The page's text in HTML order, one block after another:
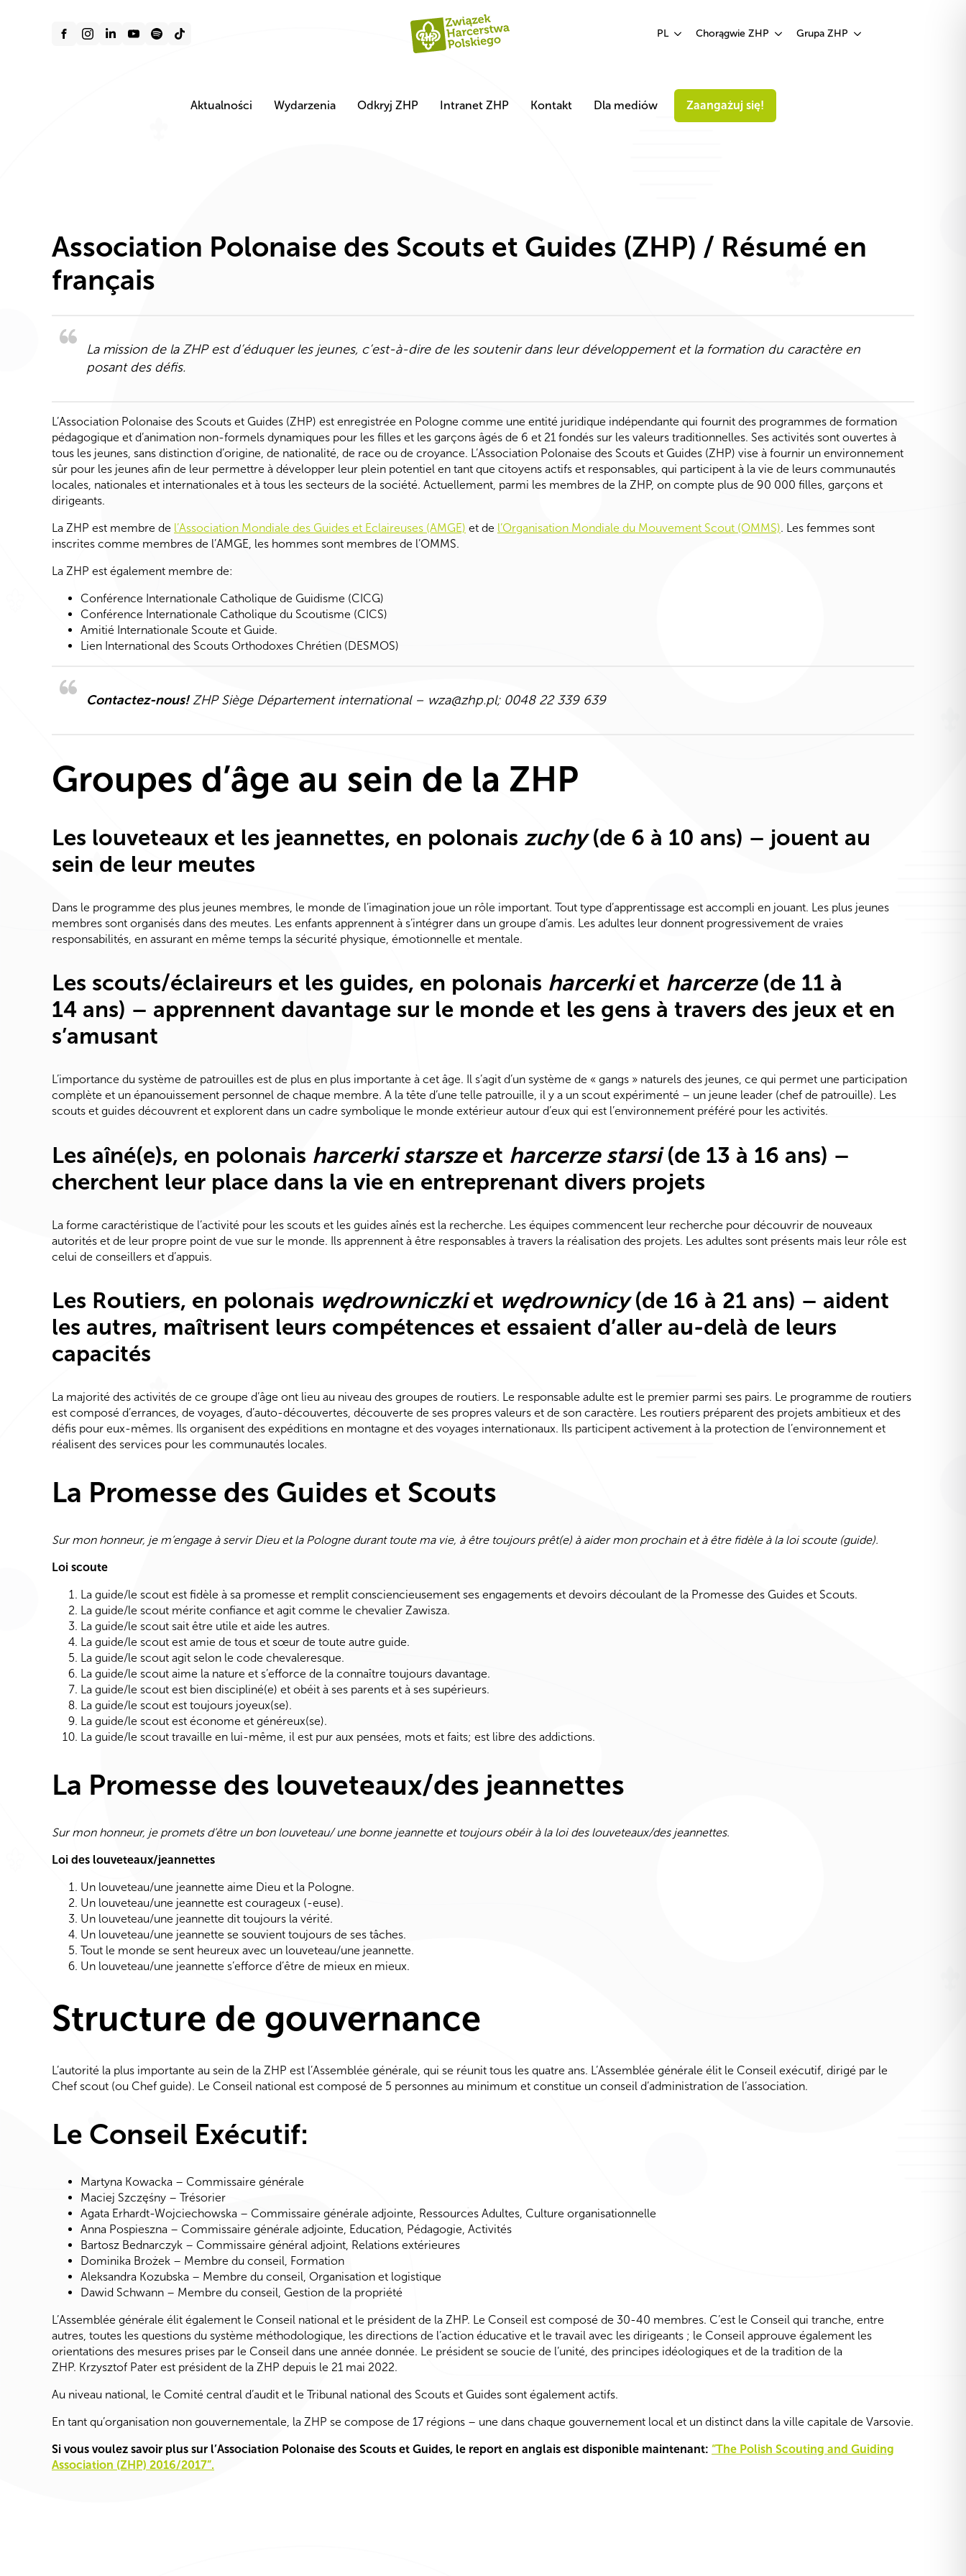
PL Chorągwie ZHP Grupa ZHP
Aktualności Wydarzenia Odkryj ZHP Intranet ZHP Kontakt Dla mediów Zaangażuj się!
Association Polonaise des Scouts et Guides (ZHP) / Résumé en
français
La mission de la ZHP est d’éduquer les jeunes, c’est-à-dire de les soutenir dans leur développement et la formation du caractère en
posant des défis.
L’Association Polonaise des Scouts et Guides (ZHP) est enregistrée en Pologne comme une entité juridique indépendante qui fournit des programmes de formation
pédagogique et d’animation non-formels dynamiques pour les filles et les garçons âgés de 6 et 21 fondés sur les valeurs traditionnelles. Ses activités sont ouvertes à
tous les jeunes, sans distinction d’origine, de nationalité, de race ou de croyance. L’Association Polonaise des Scouts et Guides (ZHP) vise à fournir un environnement
sûr pour les jeunes afin de leur permettre à développer leur plein potentiel en tant que citoyens actifs et responsables, qui participent à la vie de leurs communautés
locales, nationales et internationales et à tous les secteurs de la société. Actuellement, parmi les membres de la ZHP, on compte plus de 90 000 filles, garçons et
dirigeants.
La ZHP est membre de l’Association Mondiale des Guides et Eclaireuses (AMGE) et de l’Organisation Mondiale du Mouvement Scout (OMMS). Les femmes sont
inscrites comme membres de l’AMGE, les hommes sont membres de l’OMMS.
La ZHP est également membre de:
Conférence Internationale Catholique de Guidisme (CICG)
Conférence Internationale Catholique du Scoutisme (CICS)
Amitié Internationale Scoute et Guide.
Lien International des Scouts Orthodoxes Chrétien (DESMOS)
Contactez-nous!ZHP Siège Département international – wza@zhp.pl; 0048 22 339 639
Groupes d’âge au sein de la ZHP
Les louveteaux et les jeannettes, en polonais zuchy(de 6 à 10 ans) – jouent au
sein de leur meutes
Dans le programme des plus jeunes membres, le monde de l’imagination joue un rôle important. Tout type d’apprentissage est accompli en jouant. Les plus jeunes
membres sont organisés dans des meutes. Les enfants apprennent à s’intégrer dans un groupe d’amis. Les adultes leur donnent progressivement de vraies
responsabilités, en assurant en même temps la sécurité physique, émotionnelle et mentale.
Les scouts/éclaireurs et les guides, en polonais harcerkiet harcerze(de 11 à
14 ans) – apprennent davantage sur le monde et les gens à travers des jeux et en
s’amusant
L’importance du système de patrouilles est de plus en plus importante à cet âge. Il s’agit d’un système de « gangs » naturels des jeunes, ce qui permet une participation
complète et un épanouissement personnel de chaque membre. A la tête d’une telle patrouille, il y a un scout expérimenté – un jeune leader (chef de patrouille). Les
scouts et guides découvrent et explorent dans un cadre symbolique le monde extérieur autour d’eux qui est l’environnement préféré pour les activités.
Les aîné(e)s, en polonais harcerki starszeet harcerze starsi(de 13 à 16 ans) –
cherchent leur place dans la vie en entreprenant divers projets
La forme caractéristique de l’activité pour les scouts et les guides aînés est la recherche. Les équipes commencent leur recherche pour découvrir de nouveaux
autorités et de leur propre point de vue sur le monde. Ils apprennent à être responsables à travers la réalisation des projets. Les adultes sont présents mais leur rôle est
celui de conseillers et d’appuis.
Les Routiers, en polonais wędrowniczkiet wędrownicy(de 16 à 21 ans) – aident
les autres, maîtrisent leurs compétences et essaient d’aller au-delà de leurs
capacités
La majorité des activités de ce groupe d’âge ont lieu au niveau des groupes de routiers. Le responsable adulte est le premier parmi ses pairs. Le programme de routiers
est composé d’errances, de voyages, d’auto-découvertes, découverte de ses propres valeurs et de son caractère. Les routiers préparent des projets ambitieux et des
défis pour eux-mêmes. Ils organisent des expéditions en montagne et des voyages internationaux. Ils participent activement à la protection de l’environnement et
réalisent des services pour les communautés locales.
La Promesse des Guides et Scouts
Sur mon honneur, je m’engage à servir Dieu et la Pologne durant toute ma vie, à être toujours prêt(e) à aider mon prochain et à être fidèle à la loi scoute (guide).
Loi scoute
La guide/le scout est fidèle à sa promesse et remplit consciencieusement ses engagements et devoirs découlant de la Promesse des Guides et Scouts.
La guide/le scout mérite confiance et agit comme le chevalier Zawisza.
La guide/le scout sait être utile et aide les autres.
La guide/le scout est amie de tous et sœur de toute autre guide.
La guide/le scout agit selon le code chevaleresque.
La guide/le scout aime la nature et s’efforce de la connaître toujours davantage.
La guide/le scout est bien discipliné(e) et obéit à ses parents et à ses supérieurs.
La guide/le scout est toujours joyeux(se).
La guide/le scout est économe et généreux(se).
La guide/le scout travaille en lui-même, il est pur aux pensées, mots et faits; est libre des addictions.
La Promesse des louveteaux/des jeannettes
Sur mon honneur, je promets d’être un bon louveteau/ une bonne jeannette et toujours obéir à la loi des louveteaux/des jeannettes.
Loi des louveteaux/jeannettes
Un louveteau/une jeannette aime Dieu et la Pologne.
Un louveteau/une jeannette est courageux (-euse).
Un louveteau/une jeannette dit toujours la vérité.
Un louveteau/une jeannette se souvient toujours de ses tâches.
Tout le monde se sent heureux avec un louveteau/une jeannette.
Un louveteau/une jeannette s’efforce d’être de mieux en mieux.
Structure de gouvernance
L’autorité la plus importante au sein de la ZHP est l’Assemblée générale, qui se réunit tous les quatre ans. L’Assemblée générale élit le Conseil exécutif, dirigé par le
Chef scout (ou Chef guide). Le Conseil national est composé de 5 personnes au minimum et constitue un conseil d’administration de l’association.
Le Conseil Exécutif:
Martyna Kowacka – Commissaire générale
Maciej Szczęśny – Trésorier
Agata Erhardt-Wojciechowska – Commissaire générale adjointe, Ressources Adultes, Culture organisationnelle
Anna Pospieszna – Commissaire générale adjointe, Education, Pédagogie, Activités
Bartosz Bednarczyk – Commissaire général adjoint, Relations extérieures
Dominika Brożek – Membre du conseil, Formation
Aleksandra Kozubska – Membre du conseil, Organisation et logistique
Dawid Schwann – Membre du conseil, Gestion de la propriété
L’Assemblée générale élit également le Conseil national et le président de la ZHP. Le Conseil est composé de 30-40 membres. C’est le Conseil qui tranche, entre
autres, toutes les questions du système méthodologique, les directions de l’action éducative et le travail avec les dirigeants ; le Conseil approuve également les
orientations des mesures prises par le Conseil dans une année donnée. Le président se soucie de l’unité, des principes idéologiques et de la tradition de la
ZHP. Krzysztof Pater est président de la ZHP depuis le 21 mai 2022.
Au niveau national, le Comité central d’audit et le Tribunal national des Scouts et Guides sont également actifs.
En tant qu’organisation non gouvernementale, la ZHP se compose de 17 régions – une dans chaque gouvernement local et un distinct dans la ville capitale de Varsovie.
Si vous voulez savoir plus sur l’Association Polonaise des Scouts et Guides, le report en anglais est disponible maintenant: “The Polish Scouting and Guiding
Association (ZHP) 2016/2017”.